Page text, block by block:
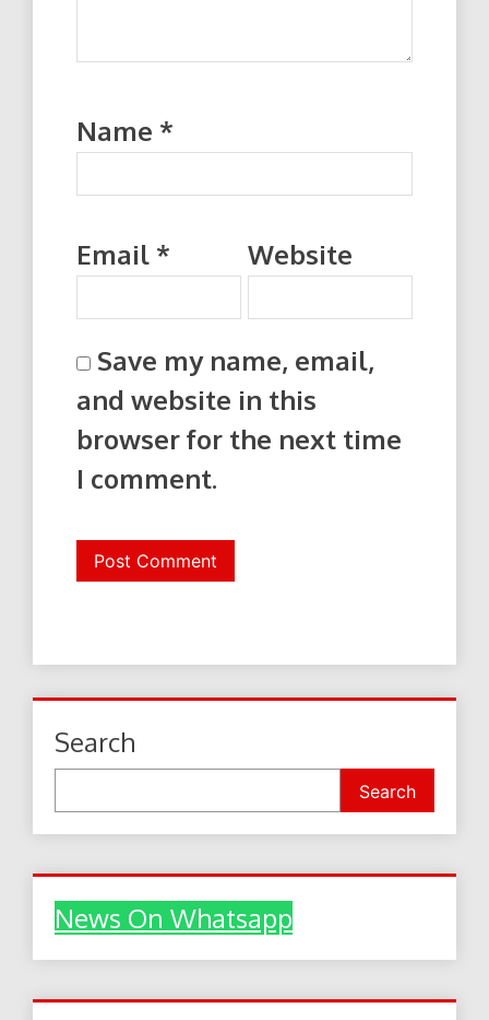
Name *
Email * Website
Save my name, email,
and website in this
browser for the next time
I comment.
Search
Search
News On Whatsapp